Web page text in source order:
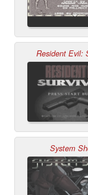
Resident Evil:
System